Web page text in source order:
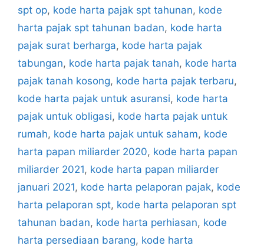
spt op, kode harta pajak spt tahunan, kode
harta pajak spt tahunan badan, kode harta
pajak surat berharga, kode harta pajak
tabungan, kode harta pajak tanah, kode harta
pajak tanah kosong, kode harta pajak terbaru,
kode harta pajak untuk asuransi, kode harta
pajak untuk obligasi, kode harta pajak untuk
rumah, kode harta pajak untuk saham, kode
harta papan miliarder 2020, kode harta papan
miliarder 2021, kode harta papan miliarder
januari 2021, kode harta pelaporan pajak, kode
harta pelaporan spt, kode harta pelaporan spt
tahunan badan, kode harta perhiasan, kode
harta persediaan barang, kode harta